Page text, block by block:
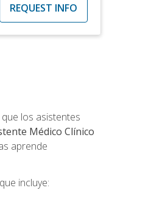
REQUEST INFO
los asistentes
Médico Clínico
aprende
incluye: